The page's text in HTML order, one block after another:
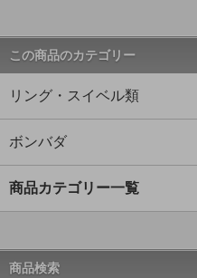
この商品のカテゴリー
リング・スイベル類
ボンバダ
商品カテゴリー一覧
商品検索